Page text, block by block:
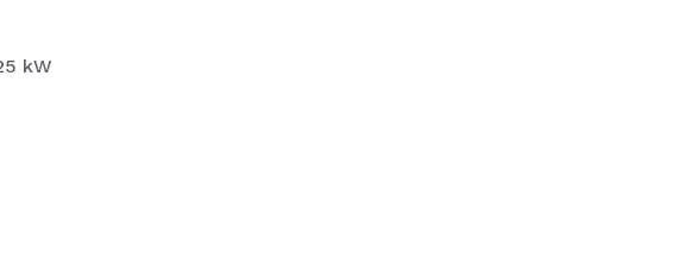
kW